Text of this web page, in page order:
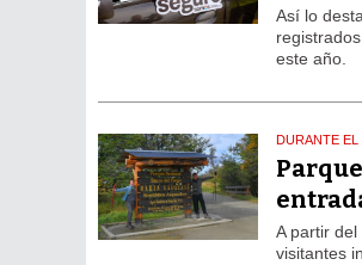
Así lo
este año.
DURANTE EL
A partir
visitantes